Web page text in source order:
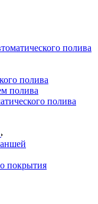
полива
полива
полива
полива
покрытия